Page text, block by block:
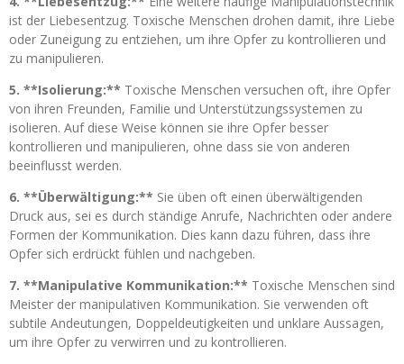
ist der Liebesentzug. Toxische Menschen drohen damit, ihre Liebe
oder Zuneigung zu entziehen, um ihre Opfer zu kontrollieren und
zu manipulieren.
5. **Isolierung:** Toxische Menschen versuchen oft, ihre Opfer
von ihren Freunden, Familie und Unterstützungssystemen zu
isolieren. Auf diese Weise können sie ihre Opfer besser
kontrollieren und manipulieren, ohne dass sie von anderen
beeinflusst werden.
6. **Überwältigung:** Sie üben oft einen überwältigenden
Druck aus, sei es durch ständige Anrufe, Nachrichten oder andere
Formen der Kommunikation. Dies kann dazu führen, dass ihre
Opfer sich erdrückt fühlen und nachgeben.
7. **Manipulative Kommunikation:** Toxische Menschen sind
Meister der manipulativen Kommunikation. Sie verwenden oft
subtile Andeutungen, Doppeldeutigkeiten und unklare Aussagen,
um ihre Opfer zu verwirren und zu kontrollieren.